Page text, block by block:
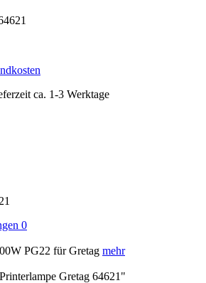
ca. 1-3 Werktage
0
PG22 für Gretag mehr
Gretag 64621"